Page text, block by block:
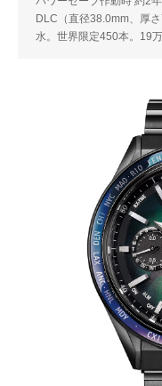
DLC（直径38.0mm、厚
水。世界限定450本。19